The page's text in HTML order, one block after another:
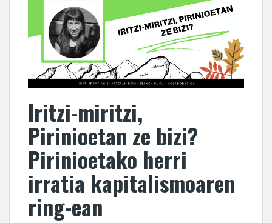
Iritzi-miritzi,
Pirinioetan ze bizi?
Pirinioetako herri
irratia kapitalismoaren
ring-ean